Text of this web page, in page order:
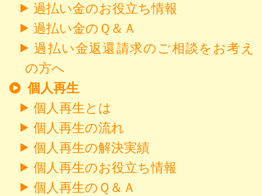
過払い金のお役立ち情報
過払い金のＱ＆Ａ
過払い金返還請求のご相談をお考え
の方へ
個人再生
個人再生とは
個人再生の流れ
個人再生の解決実績
個人再生のお役立ち情報
個人再生のＱ＆Ａ